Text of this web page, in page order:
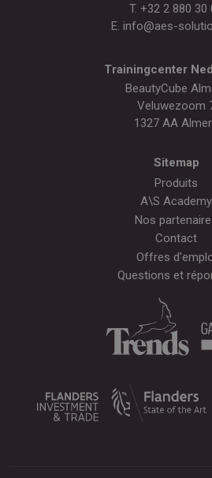
T. +32 2 880 30
E. info@aes-
Trainingcenter
BeautyCube
Veluwezoom
1327 AA
Sitemap
Produits
A\S Academy
Nos
Contact
Offres
Questions et